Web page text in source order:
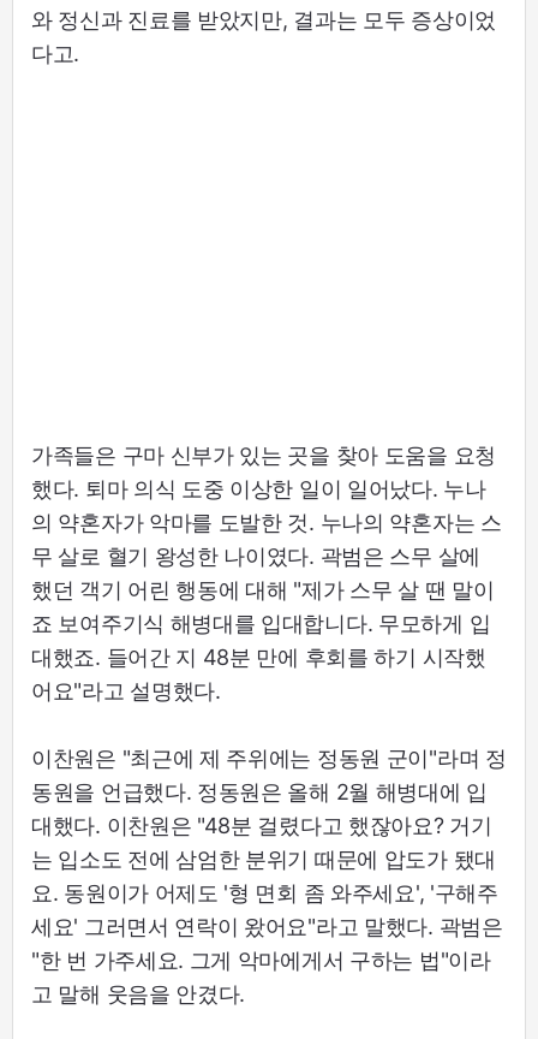
와 정신과 진료를 받았지만, 결과는 모두 증상이었
다고.
가족들은 구마 신부가 있는 곳을 찾아 도움을 요청
했다. 퇴마 의식 도중 이상한 일이 일어났다. 누나
의 약혼자가 악마를 도발한 것. 누나의 약혼자는 스
무 살로 혈기 왕성한 나이였다. 곽범은 스무 살에
했던 객기 어린 행동에 대해 "제가 스무 살 땐 말이
죠 보여주기식 해병대를 입대합니다. 무모하게 입
대했죠. 들어간 지 48분 만에 후회를 하기 시작했
어요"라고 설명했다.
이찬원은 "최근에 제 주위에는 정동원 군이"라며 정
동원을 언급했다. 정동원은 올해 2월 해병대에 입
대했다. 이찬원은 "48분 걸렸다고 했잖아요? 거기
는 입소도 전에 삼엄한 분위기 때문에 압도가 됐대
요. 동원이가 어제도 '형 면회 좀 와주세요', '구해주
세요' 그러면서 연락이 왔어요"라고 말했다. 곽범은
"한 번 가주세요. 그게 악마에게서 구하는 법"이라
고 말해 웃음을 안겼다.